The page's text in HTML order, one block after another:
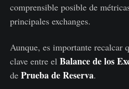
comprensible posible de
principales exchanges.
Aunque, es importante recalcar
clave entre el Balance de los
de Prueba de Reserva.